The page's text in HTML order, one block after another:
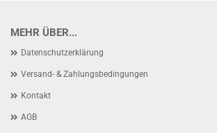
MEHR ÜBER...
Datenschutzerklärung
Versand- & Zahlungsbedingungen
Kontakt
AGB